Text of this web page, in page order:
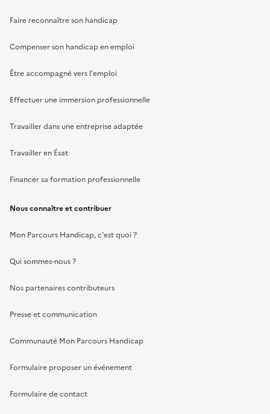
Faire reconnaître son handicap
Compenser son handicap en emploi
Être accompagné vers l'emploi
Effectuer une immersion professionnelle
Travailler dans une entreprise adaptée
Travailler en Ésat
Financer sa formation professionnelle
Nous connaître et contribuer
Mon Parcours Handicap, c'est quoi ?
Qui sommes-nous ?
Nos partenaires contributeurs
Presse et communication
Communauté Mon Parcours Handicap
Formulaire proposer un événement
Formulaire de contact